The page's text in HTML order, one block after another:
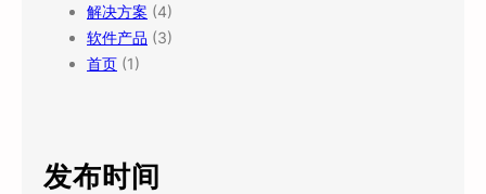
解决方案 (4)
软件产品 (3)
首页 (1)
发布时间